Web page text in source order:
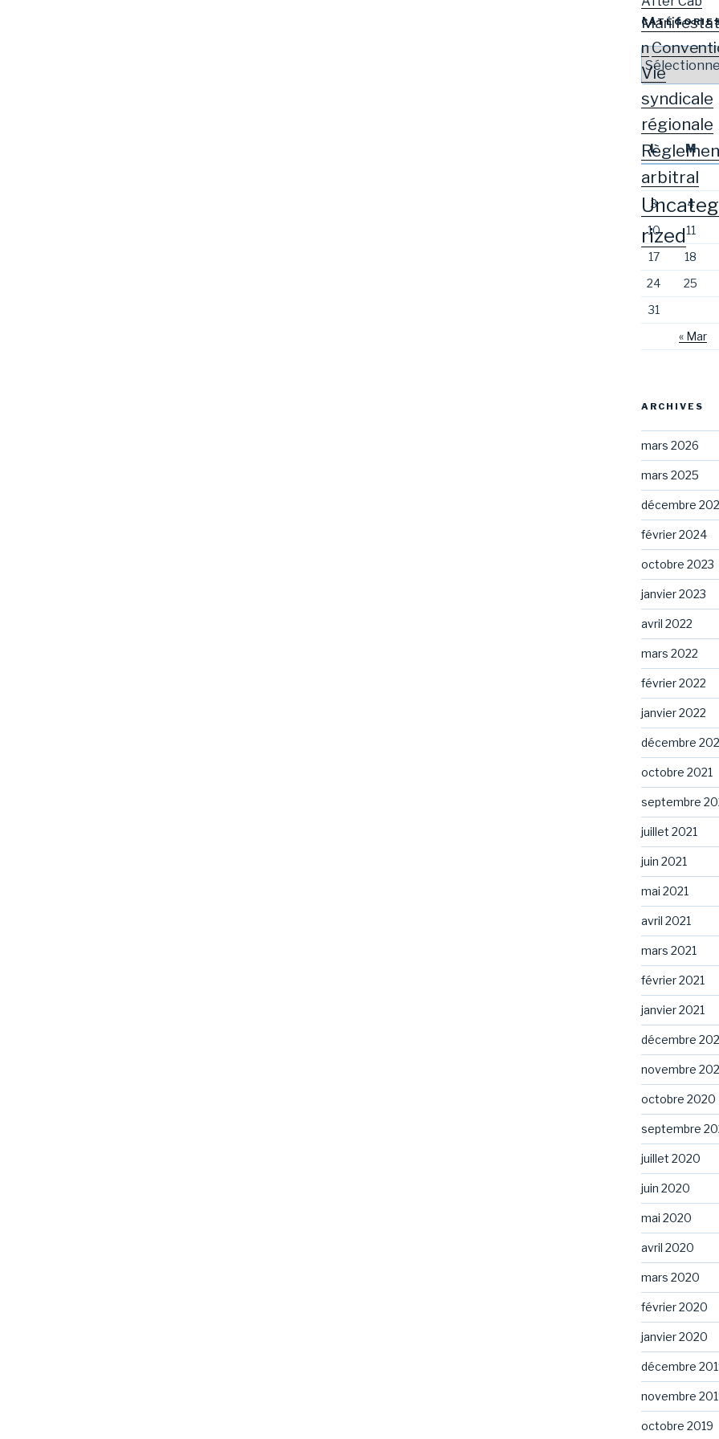
n
Vie
syndicale
régionale
arbitral
rized
L M
« Mar
3
4
10
11
17
18
24
25
31
ARCHIVES
mars 2026
mars 2025
décembre
février 2024
octobre 2023
janvier 2023
avril 2022
mars 2022
février 2022
janvier 2022
décembre
octobre 2021
septembre
juillet 2021
juin 2021
mai 2021
avril 2021
mars 2021
février 2021
janvier 2021
décembre
novembre
octobre 2020
septembre
juillet 2020
juin 2020
mai 2020
avril 2020
mars 2020
février 2020
janvier 2020
décembre
novembre
octobre 2019